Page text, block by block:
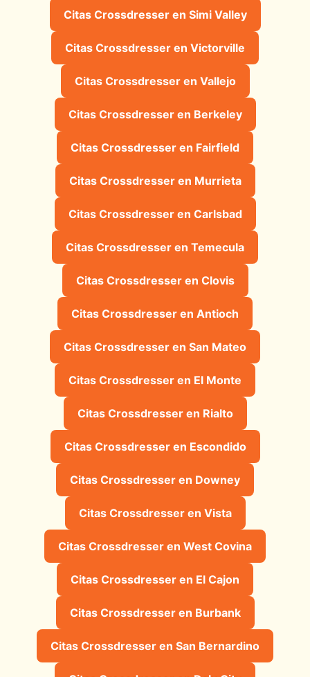
Citas Crossdresser en Simi Valley
Citas Crossdresser en Victorville
Citas Crossdresser en Vallejo
Citas Crossdresser en Berkeley
Citas Crossdresser en Fairfield
Citas Crossdresser en Murrieta
Citas Crossdresser en Carlsbad
Citas Crossdresser en Temecula
Citas Crossdresser en Clovis
Citas Crossdresser en Antioch
Citas Crossdresser en San Mateo
Citas Crossdresser en El Monte
Citas Crossdresser en Rialto
Citas Crossdresser en Escondido
Citas Crossdresser en Downey
Citas Crossdresser en Vista
Citas Crossdresser en West Covina
Citas Crossdresser en El Cajon
Citas Crossdresser en Burbank
Citas Crossdresser en San Bernardino